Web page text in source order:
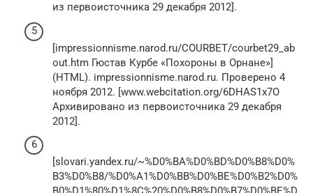
из первоисточника 29 декабря 2012].
[impressionnisme.narod.ru/COURBET/courbet29_ab
out.htm Гюстав Курбе «Похороны в Орнане»]
(HTML). impressionnisme.narod.ru. Проверено 4
ноября 2012. [www.webcitation.org/6DHAS1x7O
Архивировано из первоисточника 29 декабря
2012].
[slovari.yandex.ru/~%D0%BA%D0%BD%D0%B8%D0%
B3%D0%B8/%D0%A1%D0%BB%D0%BE%D0%B2%D0%